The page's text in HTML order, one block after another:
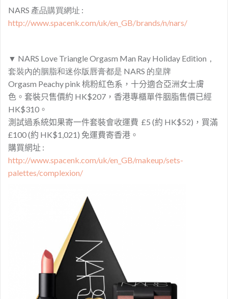
NARS 產品購買網址 :
http://www.spacenk.com/uk/en_GB/brands/n/nars/
▼ NARS Love Triangle Orgasm Man Ray Holiday Edition，
套裝內的胭脂和迷你版唇膏都是 NARS 的皇牌
Orgasm Peachy pink 桃粉紅色系，十分適合亞洲女士膚
色。套裝只售價約 HK$207，香港專櫃單件胭脂售價已經
HK$310。
測試過系統如果寄一件套裝會收運費 £5 (約 HK$52)，買滿
£100 (約 HK$1,021) 免運費寄香港。
購買網址 :
http://www.spacenk.com/uk/en_GB/makeup/sets-
palettes/complexion/